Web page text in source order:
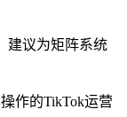
建议为矩阵系统
作的TikTok运营